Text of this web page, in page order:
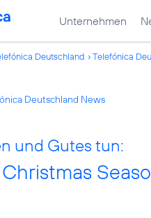
Unternehmen
Deutschland Telefónica
Deutschland News
und Gutes tun: